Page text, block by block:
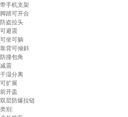
带手机支架
脚踏可开合
防盗拉头
可避震
可坐可躺
靠背可倾斜
防撞包角
减震
干湿分离
可扩展
前开盖
双层防爆拉链
类别: